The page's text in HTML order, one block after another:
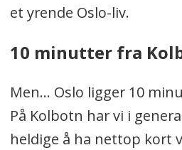
et yrende Oslo-liv.
10 minutter fra
Men... Oslo ligger 10
På Kolbotn har vi i
heldige å ha nettop kort